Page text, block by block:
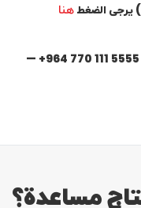
هنا
قناتنا الجديدة على واتساب من آسياسيل: ‎+964 770 111 5555 —
مساعدة؟